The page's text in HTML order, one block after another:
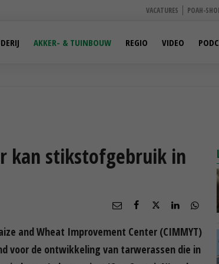
VACATURES POAH-
AKKER- & TUINBOUW REGIO VIDEO
kan stikstofgebruik in
and Wheat Improvement Center (CIMMYT)
voor de ontwikkeling van tarwerassen die in